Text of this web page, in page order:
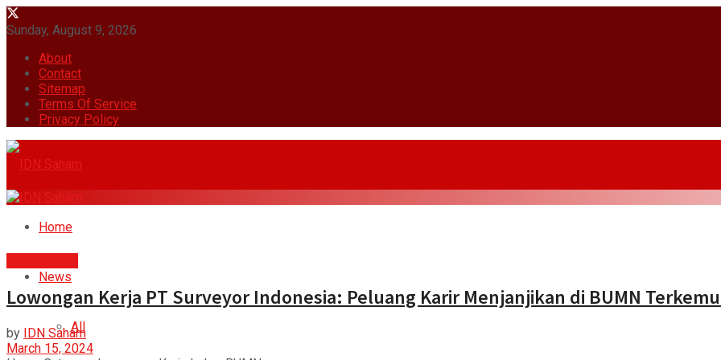
Sunday, August 9, 2026
About
Contact
Sitemap
Terms Of Service
Privacy Policy
Home
News
All
Lowongan Kerja PT Surveyor Indonesia: Peluang Karir Menjanjikan di BUMN
by IDN Saham
March 15, 2024